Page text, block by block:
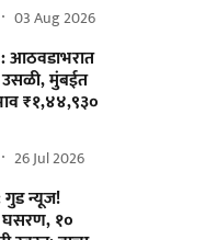
03 Aug 2026
आठवडाभरात
उसळी, मुंबईत
₹१,४४,९३०
26 Jul 2026
न्यूज!
घसरण, १०